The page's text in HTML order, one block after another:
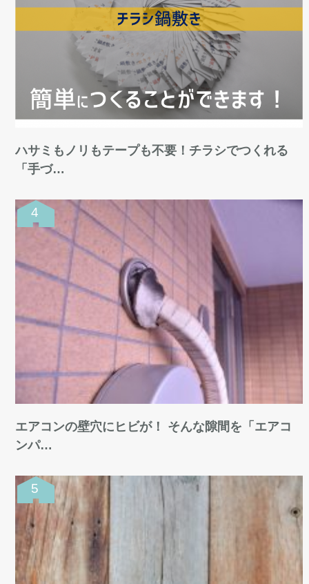
ハサミもノリもテープも不要！チラシでつくれる
「手づ…
エアコンの壁穴にヒビが！ そんな隙間を「エアコ
ンパ…